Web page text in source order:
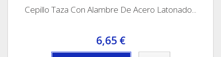
Cepillo Taza Con Alambre De Acero Latonado...
6,65 €